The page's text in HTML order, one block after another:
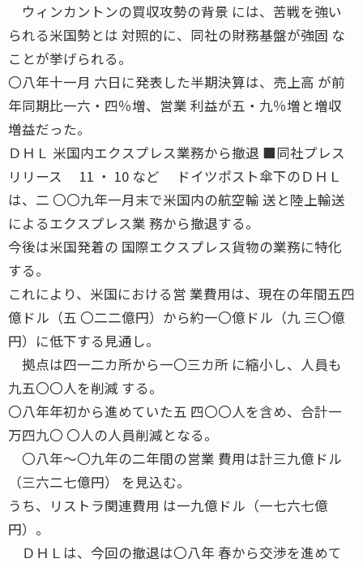
ウィンカントンの買収攻勢の背景 には、苦戦を強い
られる米国勢とは 対照的に、同社の財務基盤が強固 な
ことが挙げられる。
〇八年十一月 六日に発表した半期決算は、売上高 が前
年同期比一六・四％増、営業 利益が五・九％増と増収
増益だった。
ＤＨＬ 米国内エクスプレス業務から撤退 ■同社プレス
リリース 11 ・ 10 など ドイツポスト傘下のＤＨＬ
は、二 〇〇九年一月末で米国内の航空輸 送と陸上輸送
によるエクスプレス業 務から撤退する。
今後は米国発着の 国際エクスプレス貨物の業務に特化
する。
これにより、米国における営 業費用は、現在の年間五四
億ドル（五 〇二二億円）から約一〇億ドル（九 三〇億
円）に低下する見通し。
拠点は四一二カ所から一〇三カ所 に縮小し、人員も
九五〇〇人を削減 する。
〇八年年初から進めていた五 四〇〇人を含め、合計一
万四九〇 〇人の人員削減となる。
〇八年〜〇九年の二年間の営業 費用は計三九億ドル
（三六二七億円） を見込む。
うち、リストラ関連費用 は一九億ドル（一七六七億
円）。
ＤＨＬは、今回の撤退は〇八年 春から交渉を進めて